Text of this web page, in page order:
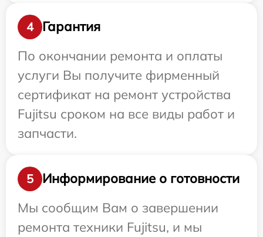
4
Гарантия
По окончании ремонта и оплаты
услуги Вы получите фирменный
сертификат на ремонт устройства
Fujitsu сроком на все виды работ и
запчасти.
5
Информирование о готовности
Мы сообщим Вам о завершении
ремонта техники Fujitsu, и мы